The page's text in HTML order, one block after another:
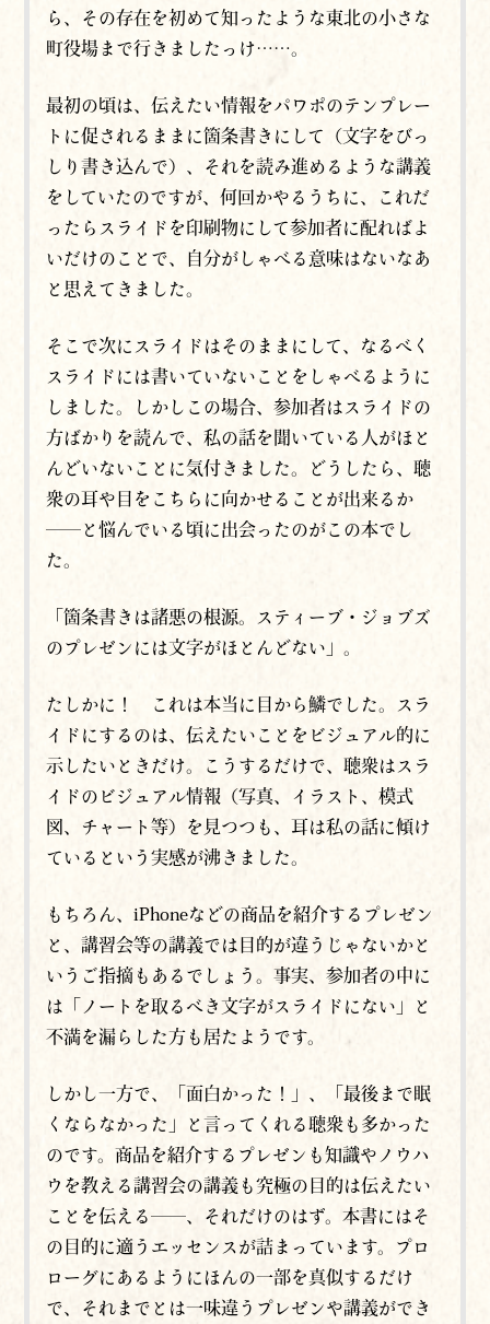
ら、その存在を初めて知ったような東北の小さな
町役場まで行きましたっけ……。
最初の頃は、伝えたい情報をパワポのテンプレー
トに促されるままに箇条書きにして（文字をびっ
しり書き込んで）、それを読み進めるような講義
をしていたのですが、何回かやるうちに、これだ
ったらスライドを印刷物にして参加者に配ればよ
いだけのことで、自分がしゃべる意味はないなあ
と思えてきました。
そこで次にスライドはそのままにして、なるべく
スライドには書いていないことをしゃべるように
しました。しかしこの場合、参加者はスライドの
方ばかりを読んで、私の話を聞いている人がほと
んどいないことに気付きました。どうしたら、聴
衆の耳や目をこちらに向かせることが出来るか
――と悩んでいる頃に出会ったのがこの本でし
た。
「箇条書きは諸悪の根源。スティーブ・ジョブズ
のプレゼンには文字がほとんどない」。
たしかに！ これは本当に目から鱗でした。スラ
イドにするのは、伝えたいことをビジュアル的に
示したいときだけ。こうするだけで、聴衆はスラ
イドのビジュアル情報（写真、イラスト、模式
図、チャート等）を見つつも、耳は私の話に傾け
ているという実感が沸きました。
もちろん、iPhoneなどの商品を紹介するプレゼン
と、講習会等の講義では目的が違うじゃないかと
いうご指摘もあるでしょう。事実、参加者の中に
は「ノートを取るべき文字がスライドにない」と
不満を漏らした方も居たようです。
しかし一方で、「面白かった！」、「最後まで眠
くならなかった」と言ってくれる聴衆も多かった
のです。商品を紹介するプレゼンも知識やノウハ
ウを教える講習会の講義も究極の目的は伝えたい
ことを伝える――、それだけのはず。本書にはそ
の目的に適うエッセンスが詰まっています。プロ
ローグにあるようにほんの一部を真似するだけ
で、それまでとは一味違うプレゼンや講義ができ